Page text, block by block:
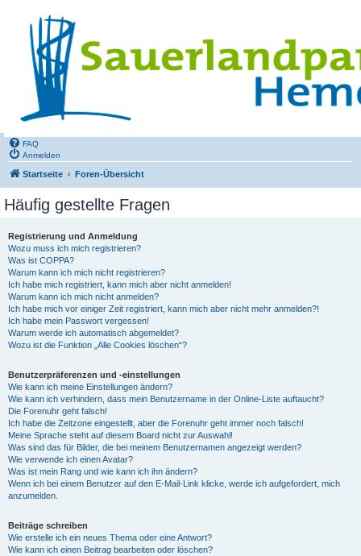
FAQ
Anmelden
Startseite Foren-Übersicht
Häufig gestellte Fragen
Registrierung und Anmeldung
Wozu muss ich mich registrieren?
Was ist COPPA?
Warum kann ich mich nicht registrieren?
Ich habe mich registriert, kann mich aber nicht anmelden!
Warum kann ich mich nicht anmelden?
Ich habe mich vor einiger Zeit registriert, kann mich aber nicht mehr anmelden?!
Ich habe mein Passwort vergessen!
Warum werde ich automatisch abgemeldet?
Wozu ist die Funktion „Alle Cookies löschen“?
Benutzerpräferenzen und -einstellungen
Wie kann ich meine Einstellungen ändern?
Wie kann ich verhindern, dass mein Benutzername in der Online-Liste auftaucht?
Die Forenuhr geht falsch!
Ich habe die Zeitzone eingestellt, aber die Forenuhr geht immer noch falsch!
Meine Sprache steht auf diesem Board nicht zur Auswahl!
Was sind das für Bilder, die bei meinem Benutzernamen angezeigt werden?
Wie verwende ich einen Avatar?
Was ist mein Rang und wie kann ich ihn ändern?
Wenn ich bei einem Benutzer auf den E-Mail-Link klicke, werde ich aufgefordert, mich
anzumelden.
Beiträge schreiben
Wie erstelle ich ein neues Thema oder eine Antwort?
Wie kann ich einen Beitrag bearbeiten oder löschen?